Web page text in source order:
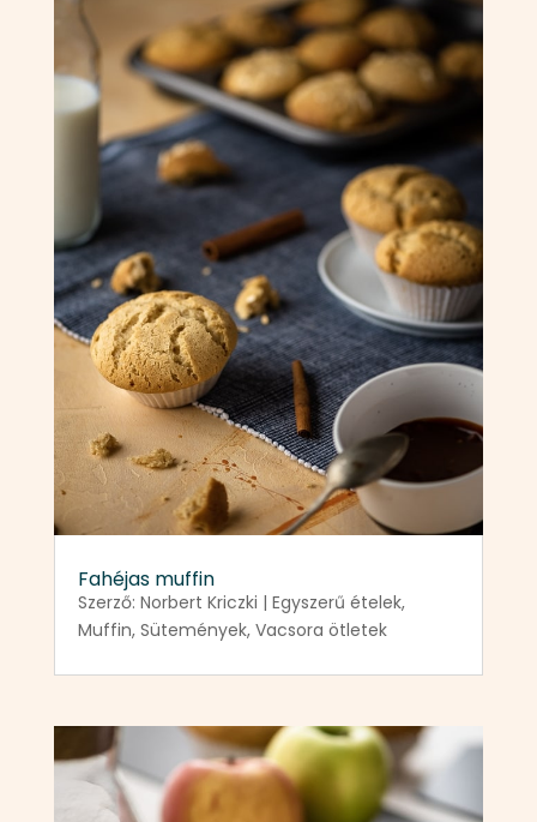
Fahéjas muffin
Szerző: Norbert Kriczki | Egyszerű ételek,
Muffin, Sütemények, Vacsora ötletek